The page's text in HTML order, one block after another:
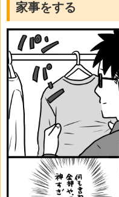
家事をする